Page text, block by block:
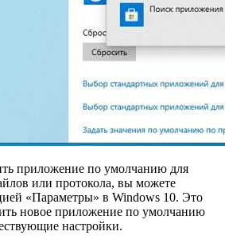
приложение по умолчанию для
или протокола, вы можете
«Параметры» в Windows 10. Это
новое приложение по умолчанию
настройки.